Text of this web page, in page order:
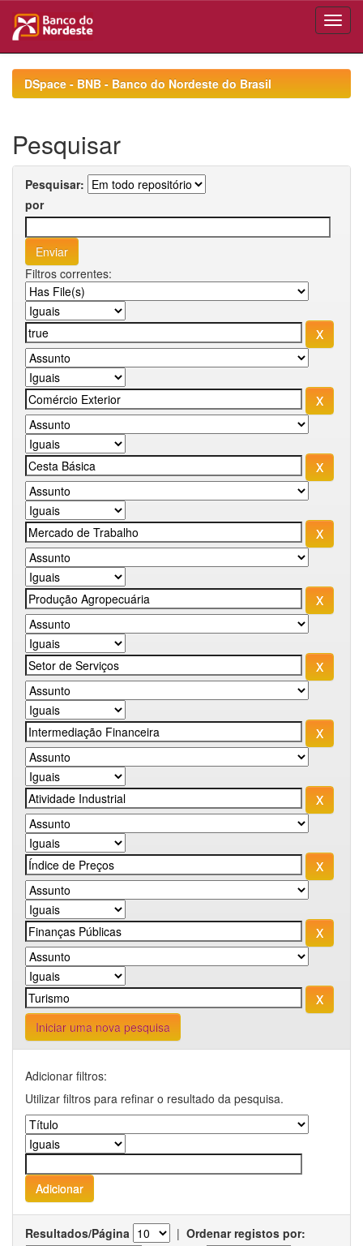
navigationDSpace - BNB - Banco do Nordeste do Brasil
Pesquisar
Pesquisar:
por
Filtros correntes:
Iniciar uma nova pesquisa
Adicionar filtros:
Utilizar filtros para refinar o resultado da pesquisa.
Resultados/Página | Ordenar registos por: